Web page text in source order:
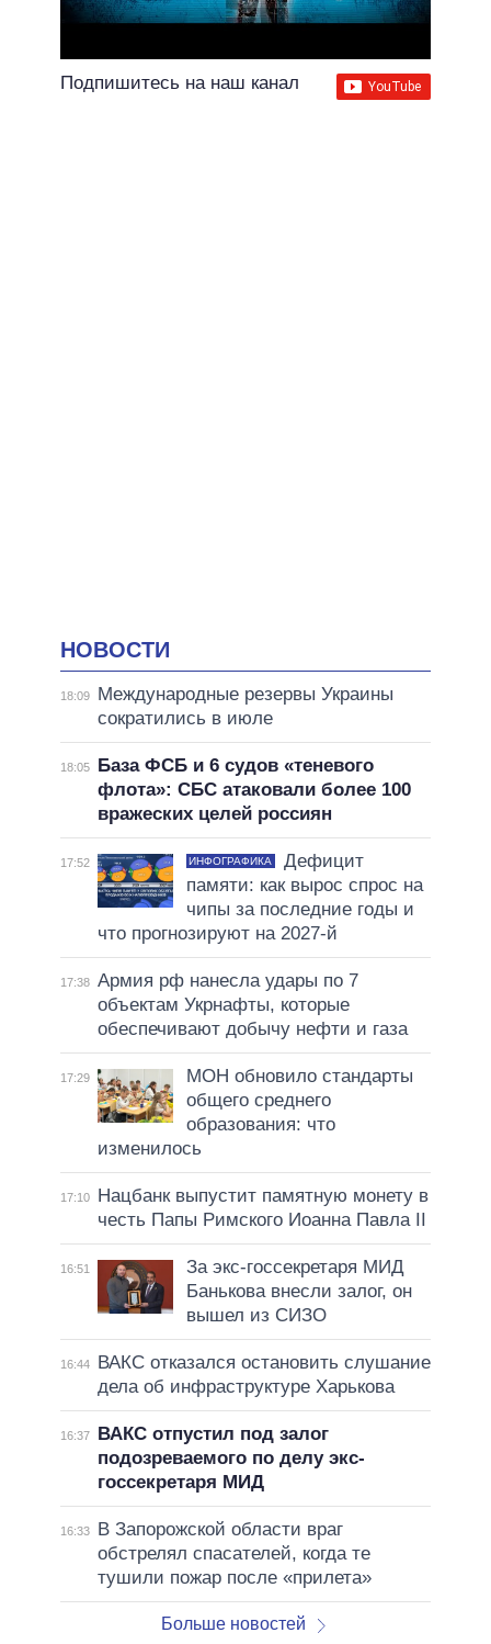
Подпишитесь на наш канал
НОВОСТИ
18:09
Международные резервы Украины
сократились в июле
18:05
База ФСБ и 6 судов «теневого
флота»: СБС атаковали более 100
вражеских целей россиян
17:52 ИНФОГРАФИКА
Дефицит
памяти: как вырос спрос на
чипы за последние годы и
что прогнозируют на 2027-й
17:38 Армия рф нанесла удары по 7
объектам Укрнафты, которые
обеспечивают добычу нефти и газа
17:29
МОН обновило стандарты
общего среднего
образования: что
изменилось
17:10
Нацбанк выпустит памятную монету в
честь Папы Римского Иоанна Павла II
16:51
За экс-госсекретаря МИД
Банькова внесли залог, он
вышел из СИЗО
16:44
ВАКС отказался остановить слушание
дела об инфраструктуре Харькова
16:37
ВАКС отпустил под залог
подозреваемого по делу экс-
госсекретаря МИД
16:33
В Запорожской области враг
обстрелял спасателей, когда те
тушили пожар после «прилета»
Больше новостей